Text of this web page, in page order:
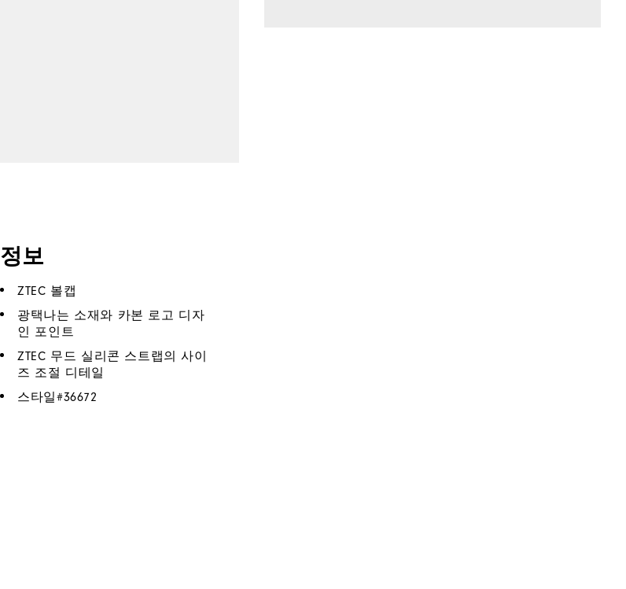
정보
ZTEC 볼캡
광택나는 소재와 카본 로고 디자
인 포인트
ZTEC 무드 실리콘 스트랩의 사이
즈 조절 디테일
스타일#36672